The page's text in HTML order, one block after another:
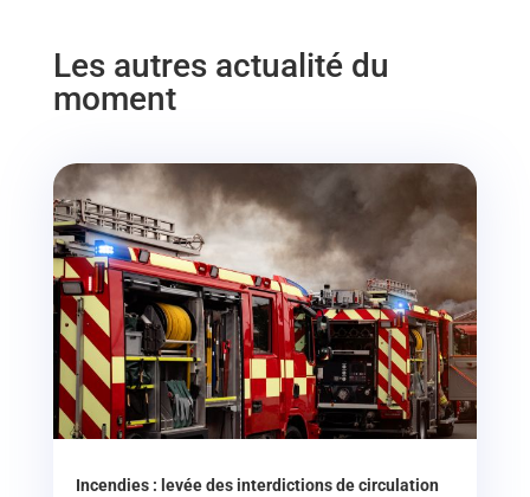
Les autres actualité du
moment
Incendies : levée des interdictions de circulation